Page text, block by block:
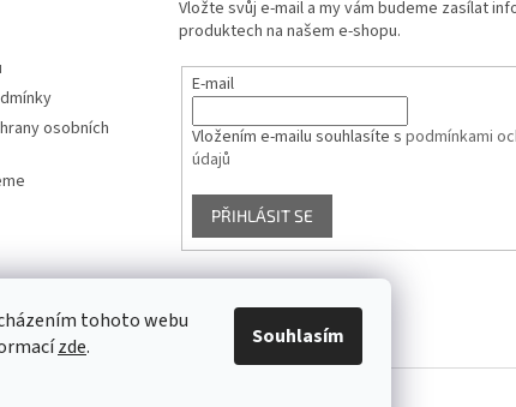
tohoto webu
zde. Souhlasím
osobních
Vložte svůj e-mail a my vám budeme zasílat
produktech na našem e-shopu.
E-mail
Vložením e-mailu souhlasíte spodmínkami
údajů
PŘIHLÁSIT SE